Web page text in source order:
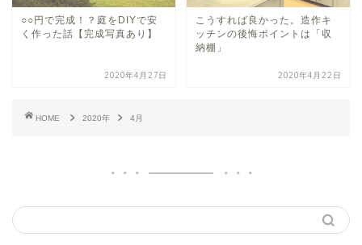
○○円で完成！？庭をDIYで安
く作った話【完成写真あり】
2020年4月27日
こうすれば良かった。造作キ
ッチンの後悔ポイントは「収
納棚」
2020年4月22日
HOME 2020年 4月